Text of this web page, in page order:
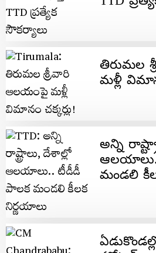
తిరుమల
మళ్లీ
అన్ని
మండలి